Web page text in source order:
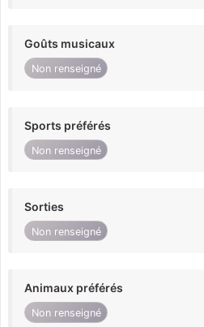
Goûts musicaux
Non renseigné
Sports préférés
Non renseigné
Sorties
Non renseigné
Animaux préférés
Non renseigné